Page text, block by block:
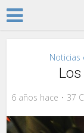
Noticias
6 años hace 37